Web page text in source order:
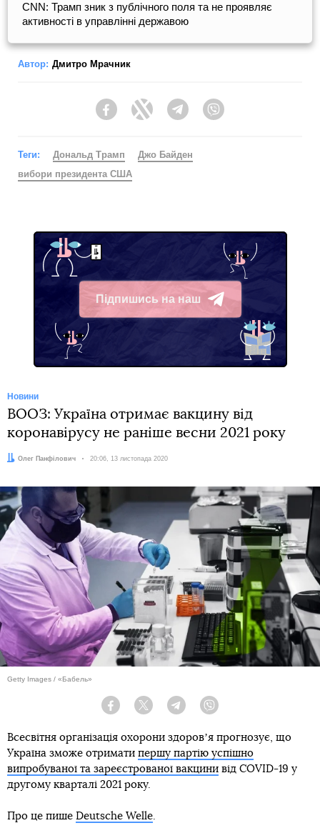
CNN: Трамп зник з публічного поля та не проявляє
активності в управлінні державою
Автор: Дмитро Мрачник
FacebookTwitter Telegram
Теги: Дональд Трамп
Джо Байден
вибори президента США
Підпишись на наш
Telegram
Новини
ВООЗ: Україна отримає вакцину від
коронавірусу не раніше весни 2021 року
Автор:
Олег Панфілович Дата:
20:06, 13 листопада 2020
Getty Images / «Бабель»
Facebook Twitter Telegram
Всесвітня організація охорони здоровʼя прогнозує, що
Україна зможе отримати першу партію успішно
випробуваної та зареєстрованої вакцини від COVID-19 у
другому кварталі 2021 року.
Про це пише Deutsche Welle.